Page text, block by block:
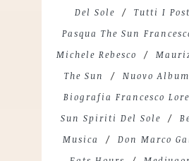
Del Sole
Tutti I Post
Pasqua The Sun
Michele Rebesco
The Sun
Nuovo
Biografia Francesco
Sun Spiriti Del Sole
Musica
Don Marco